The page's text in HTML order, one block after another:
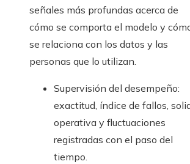
señales más profundas acerca de
cómo se comporta el modelo y
se relaciona con los datos y las
personas que lo utilizan.
Supervisión del desempeño:
exactitud, índice de fallos,
operativa y fluctuaciones
registradas con el paso del
tiempo.